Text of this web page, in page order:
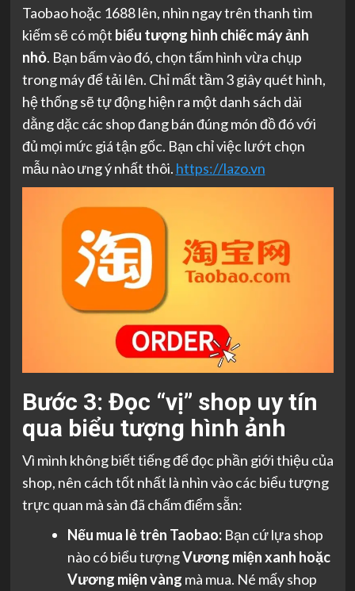
Taobao hoặc 1688 lên, nhìn ngay trên thanh tìm
kiếm sẽ có một biểu tượng hình chiếc máy ảnh
nhỏ. Bạn bấm vào đó, chọn tấm hình vừa chụp
trong máy để tải lên. Chỉ mất tầm 3 giây quét hình,
hệ thống sẽ tự động hiện ra một danh sách dài
dằng dặc các shop đang bán đúng món đồ đó với
đủ mọi mức giá tận gốc. Bạn chỉ việc lướt chọn
mẫu nào ưng ý nhất thôi. https://lazo.vn
Bước 3: Đọc “vị” shop uy tín
qua biểu tượng hình ảnh
Vì mình không biết tiếng để đọc phần giới thiệu của
shop, nên cách tốt nhất là nhìn vào các biểu tượng
trực quan mà sàn đã chấm điểm sẵn:
Nếu mua lẻ trên Taobao:Bạn cứ lựa shop
nào có biểu tượngVương miện xanh hoặc
Vương miện vàng mà mua. Né mấy shop